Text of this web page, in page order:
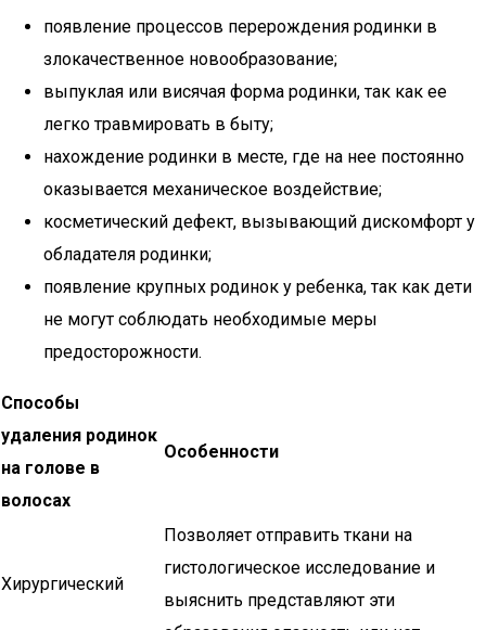
появление процессов перерождения родинки в
злокачественное новообразование;
выпуклая или висячая форма родинки, так как ее
легко травмировать в быту;
нахождение родинки в месте, где на нее постоянно
оказывается механическое воздействие;
косметический дефект, вызывающий дискомфорт у
обладателя родинки;
появление крупных родинок у ребенка, так как дети
не могут соблюдать необходимые меры
предосторожности.
Способы
удаления родинок
на голове в
волосах
Особенности
Хирургический
Позволяет отправить ткани на
гистологическое исследование и
выяснить представляют эти